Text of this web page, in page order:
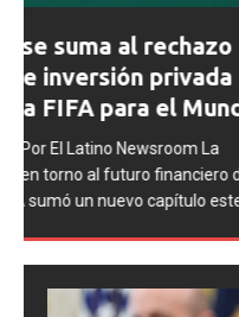
FIFA abre
contra
la final del
0SHARESShareTweet
inició una serie de
Asociación del Fútbol
[...]
Prev